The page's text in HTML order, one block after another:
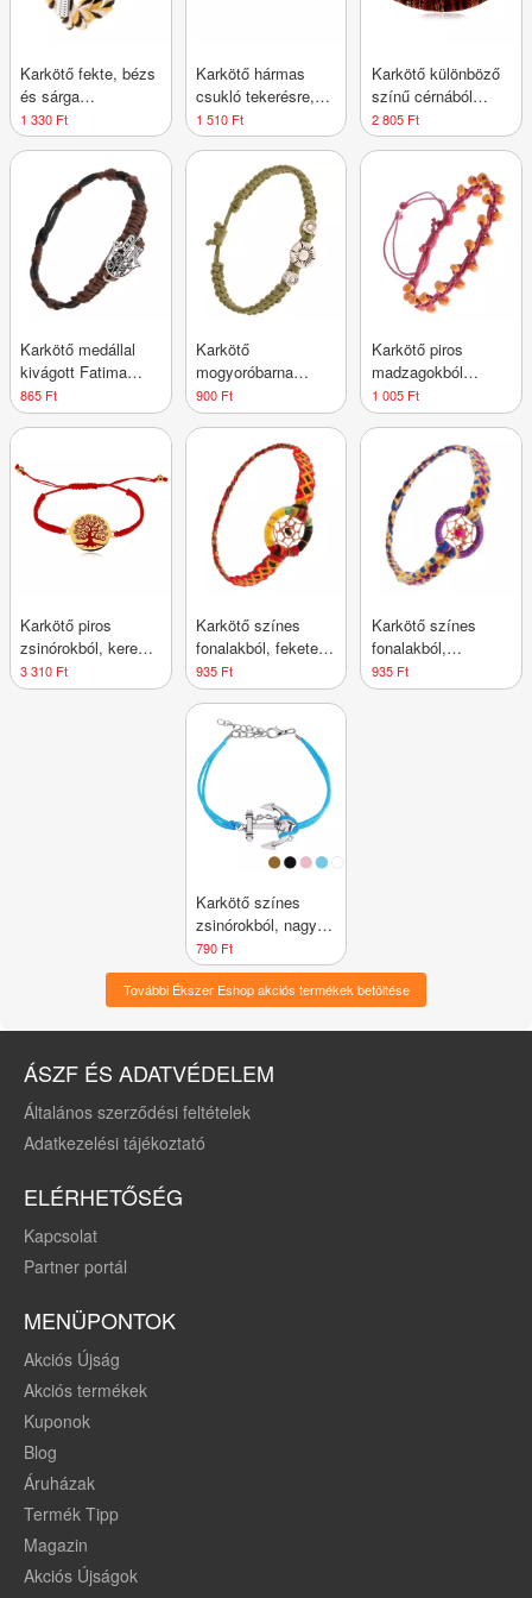
Karkötő fekte, bézs
és sárga
fonlalakból,
vasmacska
1 330 Ft
Karkötő hármas
csukló tekerésre,
fekete-fehér zsinór,
horgok
1 510 Ft
Karkötő különböző
színű cérnából
varrva, acél maci
ezüst színben
2 805 Ft
Karkötő medállal
kivágott Fatima
keze alakban,
állítható
865 Ft
Karkötő
mogyoróbarna
fonott zsinórokból,
három patinált virág
900 Ft
Karkötő piros
madzagokból
gyöngyökkel
díszítve
1 005 Ft
Karkötő piros
zsinórokból, kerek
medál piros fával
3 310 Ft
Karkötő színes
fonalakból, fekete
gyöngy kerek
medálon
935 Ft
Karkötő színes
fonalakból,
rózsaszín gyöngy a
pókhálóban
935 Ft
Karkötő színes
zsinórokból, nagy
horgony lánccal -
Szín: Barna
790 Ft
További Ékszer Eshop akciós termékek betöltése
ÁSZF ÉS ADATVÉDELEM
Általános szerződési feltételek
Adatkezelési tájékoztató
ELÉRHETŐSÉG
Kapcsolat
Partner portál
MENÜPONTOK
Akciós Újság
Akciós termékek
Kuponok
Blog
Áruházak
Termék Tipp
Magazin
Akciós Újságok